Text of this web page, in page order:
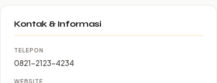
Kontak & Informasi
TELEPON
0821-2123-4234
WEBSITE